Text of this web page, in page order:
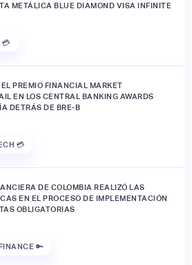
METÁLICA BLUE DIAMOND VISA INFINITE
💳
PREMIO FINANCIAL MARKET
EN LOS CENTRAL BANKING AWARDS
DETRÁS DE BRE-B
💳
DE COLOMBIA REALIZÓ LAS
EN EL PROCESO DE IMPLEMENTACIÓN
OBLIGATORIAS
🔑